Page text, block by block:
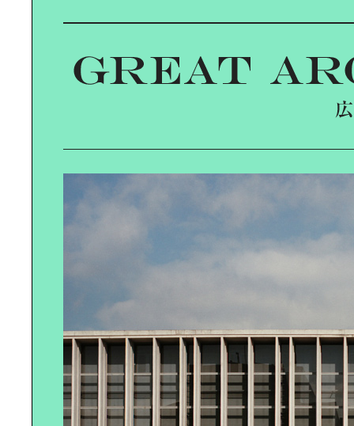
快適ミニベロ〈MINIVELO〉｜ライ
～行徳散歩～｜プロの視点で街をき
りとる